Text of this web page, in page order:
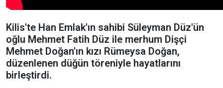
Kilis'te Han Emlak'ın sahibi Süleyman Düz'ün
oğlu Mehmet Fatih Düz ile merhum Dişçi
Mehmet Doğan'ın kızı Rümeysa Doğan,
düzenlenen düğün töreniyle hayatlarını
birleştirdi.